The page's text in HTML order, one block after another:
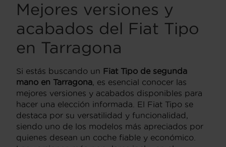
Mejores versiones y
acabados del Fiat Tipo
en Tarragona
Si estás buscando un Fiat Tipo de segunda
mano en Tarragona, es esencial conocer las
mejores versiones y acabados disponibles para
hacer una elección informada. El Fiat Tipo se
destaca por su versatilidad y funcionalidad,
siendo uno de los modelos más apreciados por
quienes desean un coche fiable y económico.